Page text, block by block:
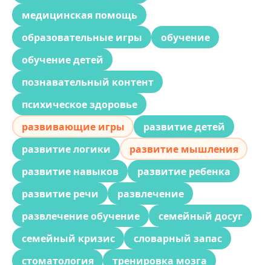
медицинская помощь
образовательные игры
обучение
обучение детей
познавательный контент
психическое здоровье
развивающие игры
развитие детей
развитие логики
развитие мышления
развитие навыков
развитие ребенка
развитие речи
развлечение
развлечение обучение
семейный досуг
семейный кризис
словарный запас
стоматология
тренировка мозга